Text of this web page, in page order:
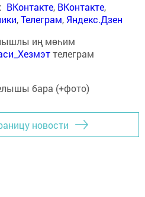
: ВКонтакте, ВКонтакте,
,Телеграм, Яндекс.Дзен
иң мөһим
телеграм
новости